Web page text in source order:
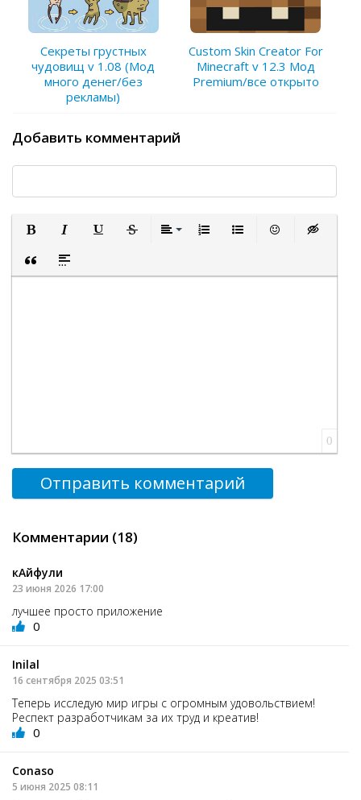
Секреты грустных
чудовищ v 1.08 (Мод
много денег/без
рекламы)
Custom Skin Creator For
Minecraft v 12.3 Мод
Premium/все открыто
Добавить комментарий
Вставка цитаты
Вставка спойлера
0
Отправить комментарий
Комментарии (18)
кАйфули
23 июня 2026 17:00
лучшее просто приложение
0
Inilal
16 сентября 2025 03:51
Теперь исследую мир игры с огромным удовольствием!
Респект разработчикам за их труд и креатив!
0
Conaso
5 июня 2025 08:11